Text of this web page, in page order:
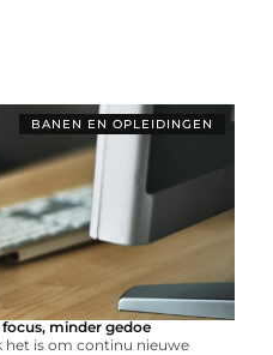
BANEN EN OPLEIDINGEN
minder gedoe
het is om continu nieuwe